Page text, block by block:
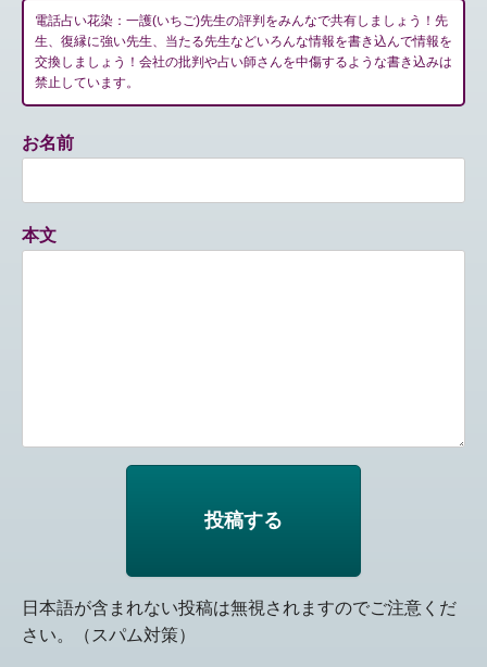
電話占い花染：一護(いちご)先生の評判をみんなで共有しましょう！先
生、復縁に強い先生、当たる先生などいろんな情報を書き込んで情報を
交換しましょう！会社の批判や占い師さんを中傷するような書き込みは
禁止しています。
お名前
本文
日本語が含まれない投稿は無視されますのでご注意くだ
さい。（スパム対策）